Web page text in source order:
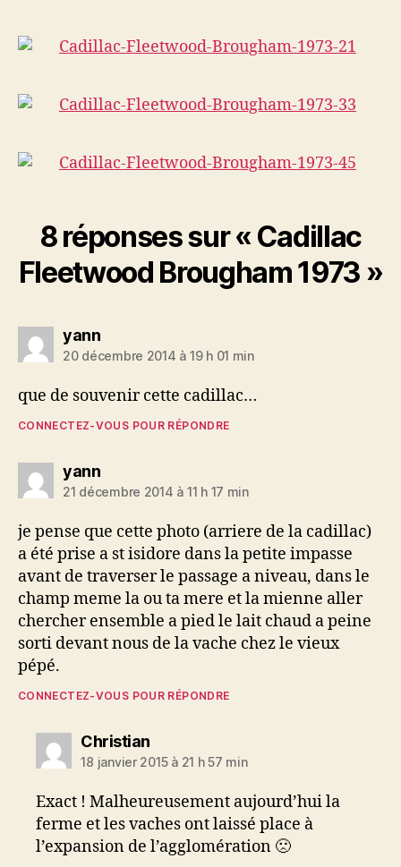
8 réponses sur « Cadillac
Fleetwood Brougham 1973 »
yanndit :
20 décembre 2014 à 19 h 01 min
que de souvenir cette cadillac…
CONNECTEZ-VOUS POUR RÉPONDRE
yanndit :
21 décembre 2014 à 11 h 17 min
je pense que cette photo (arriere de la cadillac)
a été prise a st isidore dans la petite impasse
avant de traverser le passage a niveau, dans le
champ meme la ou ta mere et la mienne aller
chercher ensemble a pied le lait chaud a peine
sorti devant nous de la vache chez le vieux
pépé.
CONNECTEZ-VOUS POUR RÉPONDRE
Christiandit :
18 janvier 2015 à 21 h 57 min
Exact ! Malheureusement aujourd’hui la
ferme et les vaches ont laissé place à
l’expansion de l’agglomération 🙁